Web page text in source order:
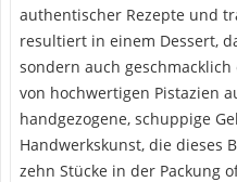
authentischer Rezepte und
resultiert in einem Dessert,
sondern auch
von hochwertigen Pistazien
handgezogene, schuppige
Handwerkskunst, die dieses
zehn Stücke in der Packung